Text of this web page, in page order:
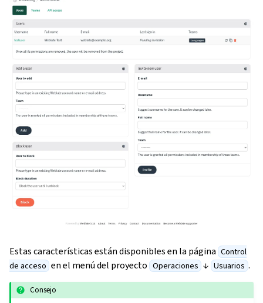
Estas características están disponibles en la página Control
de acceso en el menú del proyecto Operaciones ↓ Usuarios .
Consejo